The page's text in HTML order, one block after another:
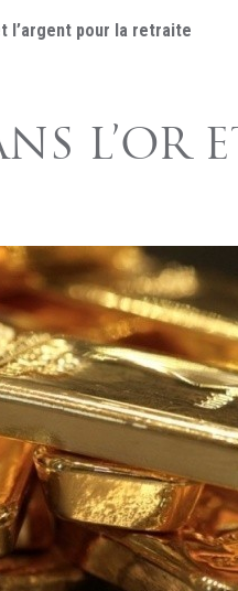
l’argent pour la retraite
L’OR